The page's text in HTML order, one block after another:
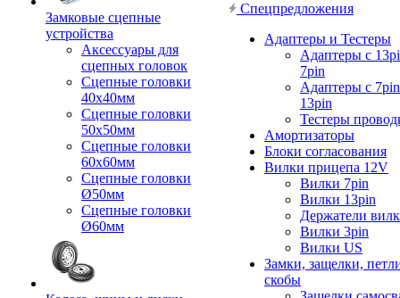
Замковые сцепные
устройства
Аксессуары для
сцепных головок
Сцепные головки
40x40мм
Сцепные головки
50x50мм
Сцепные головки
60x60мм
Сцепные головки
Ø50мм
Сцепные головки
Ø60мм
Спецпредложения
Адаптеры и Тестеры
Адаптеры с
7pin
Адаптеры с
13pin
Тестеры
Амортизаторы
Блоки согласования
Вилки прицепа 12V
Вилки 7pin
Вилки 13pin
Держатели
Вилки 3pin
Вилки US
Замки, защелки,
скобы